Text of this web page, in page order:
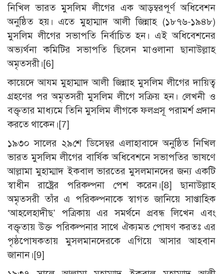
নিখিল ভারত মুসলিম লীগের এক আড়ম্বরপূর্ণ অধিবেশন
অনুষ্ঠিত হয়। এতে মুহাম্মাদ আলী জিন্নাহ (১৮৭৬-১৯৪৮)
মুসলিম লীগের সভাপতি নির্বাচিত হন। এই অধিবেশনের
অভ্যর্থনা কমিটির সভাপতি ছিলেন মাওলানা ছানাউল্লাহ
অমৃতসরী।[6]
কায়েদে আযম মুহাম্মাদ আলী জিন্নাহ মুসলিম লীগের দায়িত্ব
গ্রহণের পর অমৃতসরী মুসলিম লীগে সক্রিয় হন। লেখনী ও
বক্তৃতার মাধ্যমে তিনি মুসলিম লীগকে ফলপ্রসূ পরামর্শ প্রদান
করতে থাকেন।[7]
১৯৩০ সালের ২৯শে ডিসেম্বর এলাহাবাদে অনুষ্ঠিত নিখিল
ভারত মুসলিম লীগের বার্ষিক অধিবেশনে সভাপতির ভাষণে
আল্লামা মুহাম্মাদ ইকবাল ভারতের মুসলমানদের জন্য একটি
স্বাধীন রাষ্ট্রের পরিকল্পনা পেশ করেন।[8] ছানাউল্লাহ
অমৃতসরী তাঁর এ পরিকল্পনাকে স্বাগত জানিয়ে সাপ্তাহিক
‘আহলেহাদীছ’ পত্রিকায় এর সমর্থনে প্রবন্ধ লিখেন এবং
বক্তৃতায় উক্ত পরিকল্পনার সাথে ঐক্যমত পোষণ করতঃ এর
পৃষ্ঠপোষকতায় মুসলমানদেরকে এগিয়ে আসার আহবান
জানান।[9]